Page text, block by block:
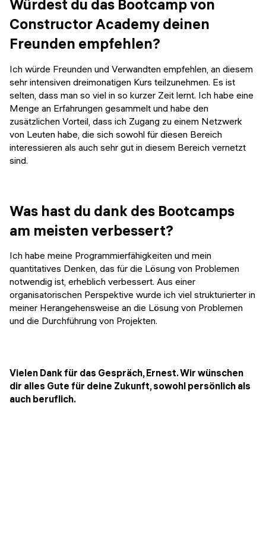
Würdest du das Bootcamp von
Constructor Academy deinen
Freunden empfehlen?
Ich würde Freunden und Verwandten empfehlen, an diesem
sehr intensiven dreimonatigen Kurs teilzunehmen. Es ist
selten, dass man so viel in so kurzer Zeit lernt. Ich habe eine
Menge an Erfahrungen gesammelt und habe den
zusätzlichen Vorteil, dass ich Zugang zu einem Netzwerk
von Leuten habe, die sich sowohl für diesen Bereich
interessieren als auch sehr gut in diesem Bereich vernetzt
sind.
Was hast du dank des Bootcamps
am meisten verbessert?
Ich habe meine Programmierfähigkeiten und mein
quantitatives Denken, das für die Lösung von Problemen
notwendig ist, erheblich verbessert. Aus einer
organisatorischen Perspektive wurde ich viel strukturierter in
meiner Herangehensweise an die Lösung von Problemen
und die Durchführung von Projekten.
Vielen Dank für das Gespräch, Ernest. Wir wünschen
dir alles Gute für deine Zukunft, sowohl persönlich als
auch beruflich.